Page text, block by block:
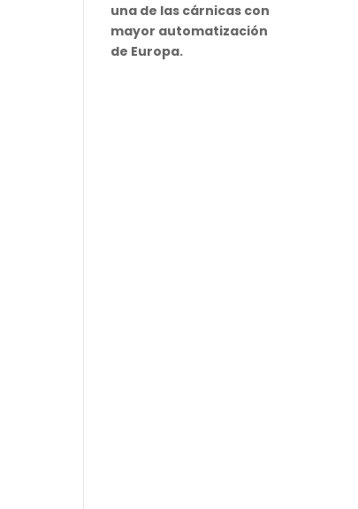
una de las cárnicas con
mayor automatización
de Europa.